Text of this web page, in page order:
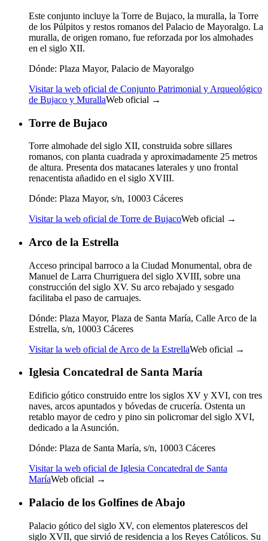
Este conjunto incluye la Torre de Bujaco, la muralla, la Torre
de los Púlpitos y restos romanos del Palacio de Mayoralgo. La
muralla, de origen romano, fue reforzada por los almohades
en el siglo XII.
Dónde: Plaza Mayor, Palacio de Mayoralgo
Visitar la web oficial de Conjunto Patrimonial y Arqueológico
de Bujaco y MurallaWeb oficial →
Torre de Bujaco
Torre almohade del siglo XII, construida sobre sillares
romanos, con planta cuadrada y aproximadamente 25 metros
de altura. Presenta dos matacanes laterales y uno frontal
renacentista añadido en el siglo XVIII.
Dónde: Plaza Mayor, s/n, 10003 Cáceres
Visitar la web oficial de Torre de BujacoWeb oficial →
Arco de la Estrella
Acceso principal barroco a la Ciudad Monumental, obra de
Manuel de Larra Churriguera del siglo XVIII, sobre una
construcción del siglo XV. Su arco rebajado y sesgado
facilitaba el paso de carruajes.
Dónde: Plaza Mayor, Plaza de Santa María, Calle Arco de la
Estrella, s/n, 10003 Cáceres
Visitar la web oficial de Arco de la EstrellaWeb oficial →
Iglesia Concatedral de Santa María
Edificio gótico construido entre los siglos XV y XVI, con tres
naves, arcos apuntados y bóvedas de crucería. Ostenta un
retablo mayor de cedro y pino sin policromar del siglo XVI,
dedicado a la Asunción.
Dónde: Plaza de Santa María, s/n, 10003 Cáceres
Visitar la web oficial de Iglesia Concatedral de Santa
MaríaWeb oficial →
Palacio de los Golfines de Abajo
Palacio gótico del siglo XV, con elementos platerescos del
siglo XVII, que sirvió de residencia a los Reyes Católicos. Su